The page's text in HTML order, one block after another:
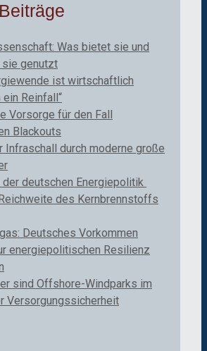
Was bietet sie und
genutzt
ist wirtschaftlich
Reinfall“
Vorsorge für den Fall
Blackouts
Infraschall durch moderne große
der deutschen Energiepolitik
des Kernbrennstoffs
Deutsches Vorkommen
energiepolitischen Resilienz
sind Offshore-Windparks im
Versorgungssicherheit